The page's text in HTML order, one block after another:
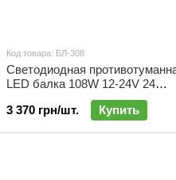
Код товара: БЛ-308
Светодиодная
LED балка 108W 12-24V 24
3 370 грн/шт.
Купить